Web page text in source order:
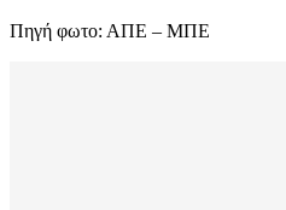
Πηγή φωτο: ΑΠΕ – ΜΠΕ